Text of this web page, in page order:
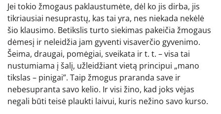
Jei tokio žmogaus paklaustumėte, dėl ko jis dirba, jis
tikriausiai nesuprastų, kas tai yra, nes niekada nekėlė
šio klausimo. Betikslis turto siekimas pakeičia žmogaus
dėmesį ir neleidžia jam gyventi visaverčio gyvenimo.
Šeima, draugai, pomėgiai, sveikata ir t. t. – visa tai
nustumiama į šalį, užleidžiant vietą principui „mano
tikslas – pinigai”. Taip žmogus praranda save ir
nebesupranta savo kelio. Ir visi žino, kad joks vėjas
negali būti teisė plaukti laivui, kuris nežino savo kurso.